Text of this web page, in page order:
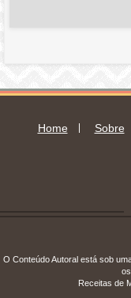
Home Sobre
O Conteúdo Autoral está sob
Receitas de